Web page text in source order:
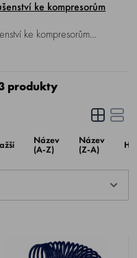
ke kompresorům
ke kompresorům
řadou trysek a
produkty
Název
(A-Z)
Název
(Z-A)